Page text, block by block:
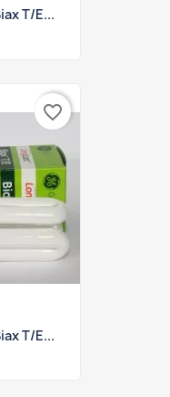
T/E...
T/E...
favorite_border